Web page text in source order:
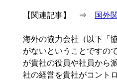
【関連記事】 ⇒ 国外
海外の協力会社（以下「
がないということですの
が貴社の役員や社員から
社の経営を貴社がコント